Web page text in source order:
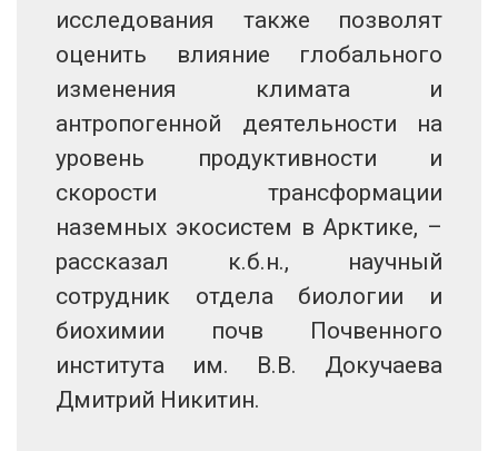
исследования также позволят
оценить влияние глобального
изменения климата и
антропогенной деятельности на
уровень продуктивности и
скорости трансформации
наземных экосистем в Арктике, –
рассказал к.б.н., научный
сотрудник отдела биологии и
биохимии почв Почвенного
института им. В.В. Докучаева
Дмитрий Никитин.